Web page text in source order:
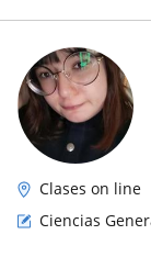
Clases on line
Ciencias